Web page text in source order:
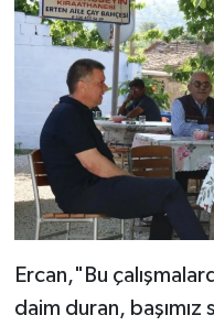
Ercan,"Bu
daim duran, başımız